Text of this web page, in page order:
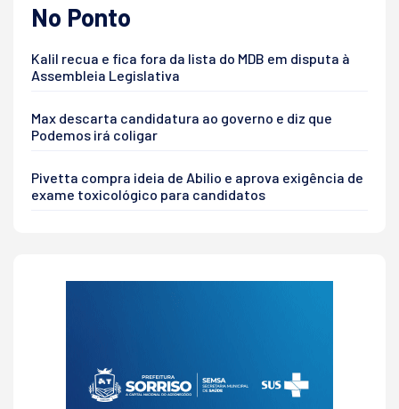
No Ponto
Kalil recua e fica fora da lista do MDB em disputa à
Assembleia Legislativa
Max descarta candidatura ao governo e diz que
Podemos irá coligar
Pivetta compra ideia de Abilio e aprova exigência de
exame toxicológico para candidatos